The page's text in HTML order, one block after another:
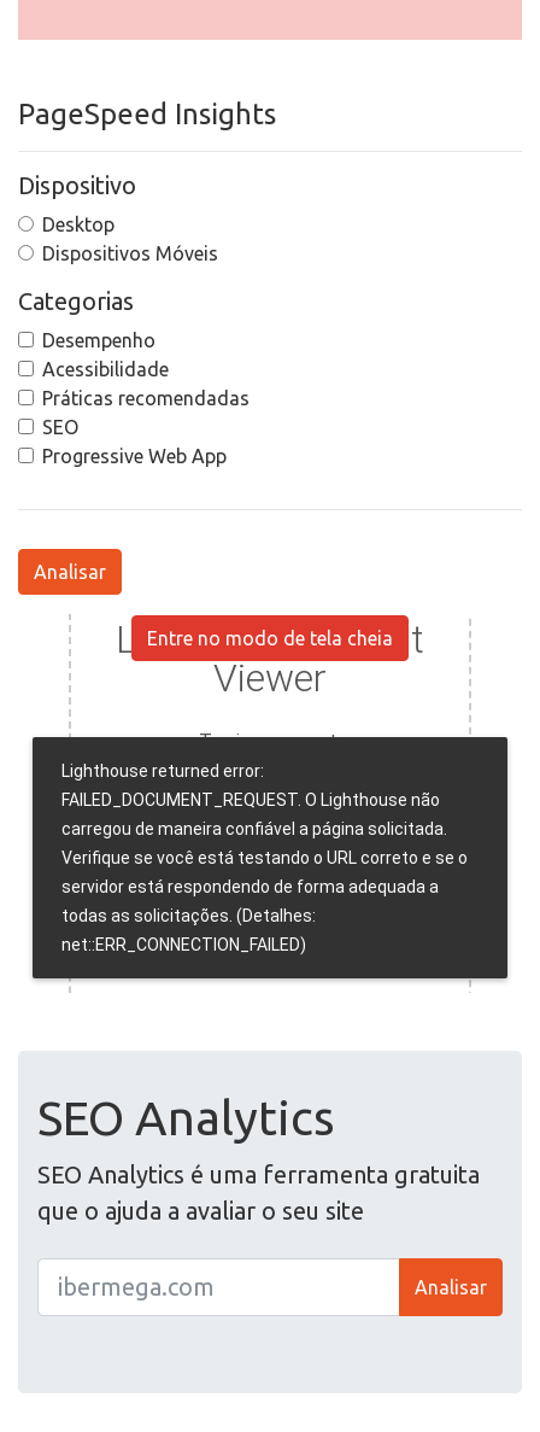
PageSpeed Insights
Dispositivo
Desktop
Dispositivos Móveis
Categorias
Desempenho
Acessibilidade
Práticas recomendadas
SEO
Progressive Web App
Analisar
Entre no modo de tela cheia
SEO Analytics
SEO Analytics é uma ferramenta gratuita
que o ajuda a avaliar o seu site
Analisar